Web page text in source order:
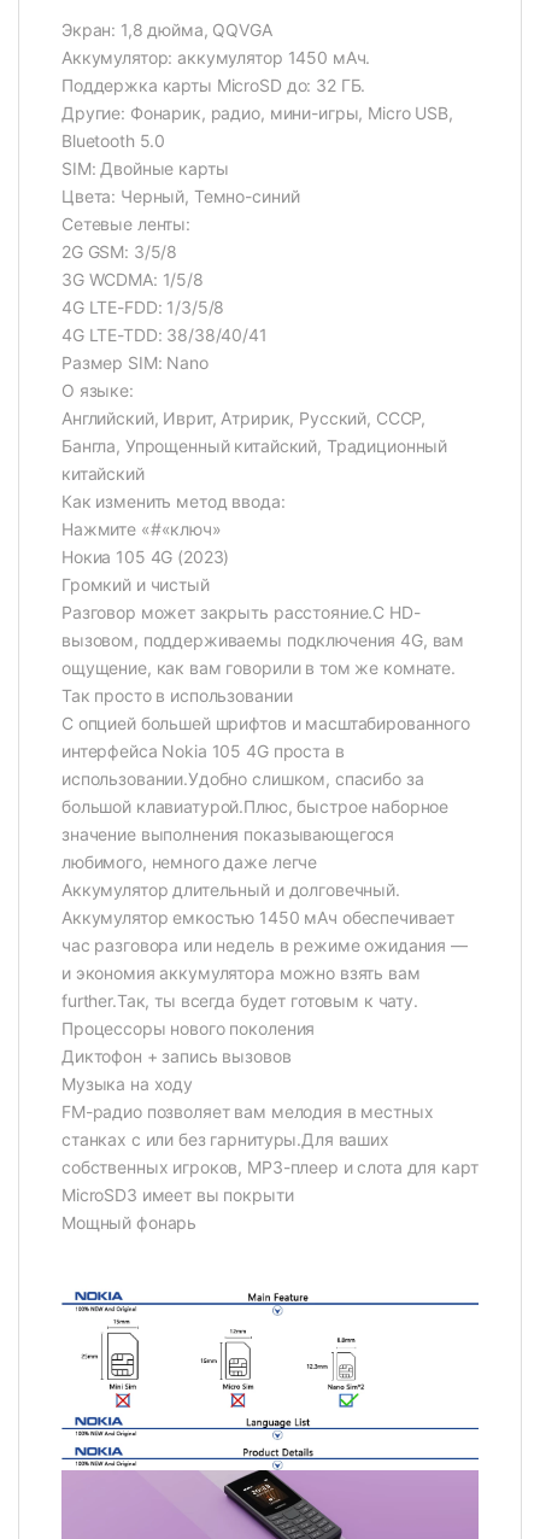
Экран: 1,8 дюйма, QQVGA
Аккумулятор: аккумулятор 1450 мАч.
Поддержка карты MicroSD до: 32 ГБ.
Другие: Фонарик, радио, мини-игры, Micro USB,
Bluetooth 5.0
SIM: Двойные карты
Цвета: Черный, Темно-синий
Сетевые ленты:
2G GSM: 3/5/8
3G WCDMA: 1/5/8
4G LTE-FDD: 1/3/5/8
4G LTE-TDD: 38/38/40/41
Размер SIM: Nano
О языке:
Английский, Иврит, Атририк, Русский, СССР,
Бангла, Упрощенный китайский, Традиционный
китайский
Как изменить метод ввода:
Нажмите «#«ключ»
Нокиа 105 4G (2023)
Громкий и чистый
Разговор может закрыть расстояние.С HD-
вызовом, поддерживаемы подключения 4G, вам
ощущение, как вам говорили в том же комнате.
Так просто в использовании
С опцией большей шрифтов и масштабированного
интерфейса Nokia 105 4G проста в
использовании.Удобно слишком, спасибо за
большой клавиатурой.Плюс, быстрое наборное
значение выполнения показывающегося
любимого, немного даже легче
Аккумулятор длительный и долговечный.
Аккумулятор емкостью 1450 мАч обеспечивает
час разговора или недель в режиме ожидания —
и экономия аккумулятора можно взять вам
further.Так, ты всегда будет готовым к чату.
Процессоры нового поколения
Диктофон + запись вызовов
Музыка на ходу
FM-радио позволяет вам мелодия в местных
станках с или без гарнитуры.Для ваших
собственных игроков, MP3-плеер и слота для карт
MicroSD3 имеет вы покрыти
Мощный фонарь